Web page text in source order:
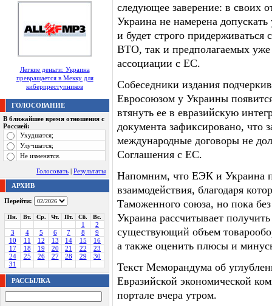
Легкие деньги: Украина
превращается в Мекку для
киберпреступников
ГОЛОСОВАНИЕ
В ближайшее время отношения с
Россией:
Ухудшатся;
Улучшатся;
Не изменятся.
Голосовать | Результаты
АРХИВ
Перейти:
Пн. Вт. Ср. Чт. Пт. Сб. Вс.
1
2
3
4 5 6 7 8
9
10
11 12 13 14 15
16
17
18 19 20 21 22
23
24
25 26 27 28 29
30
31
РАССЫЛКА
следующее заверение: в своих
Украина не намерена допускать
и будет строго придерживаться
ВТО, так и предполагаемых
ассоциации с ЕС.
Собеседники издания
Евросоюзом у Украины
втянуть ее в евразийскую
документа зафиксировано, что
международные договоры не
Соглашения с ЕС.
Напомним, что ЕЭК и Украина
взаимодействия, благодаря
Таможенного союза, но пока
Украина рассчитывает
существующий объем
а также оценить плюсы и
Текст Меморандума об
Евразийской экономической
портале вчера утром.